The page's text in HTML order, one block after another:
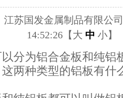
江苏国发金属制品有限公司
14:52:26【大 中 小】
分为铝合金板和纯铝
两种类型的铝板有什